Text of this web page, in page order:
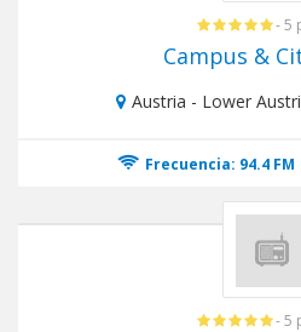
- 5
Campus &
Austria - Lower
Frecuencia: 94.4 FM
- 5